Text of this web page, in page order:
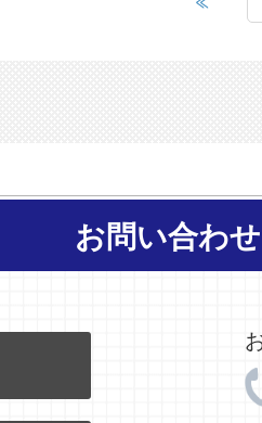
お問い合わせ